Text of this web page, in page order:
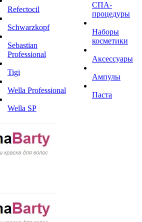
Refectocil
Schwarzkopf
Sebastian
Professional
Tigi
Wella Professional
Wella SP
СПА-
процедуры
Наборы
косметики
Аксессуары
Ампулы
Паста